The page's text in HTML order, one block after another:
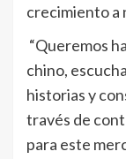
crecimiento a
“Queremos
chino,
historias y
través de
para este